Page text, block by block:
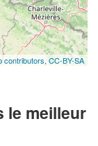
contributors, CC-BY-SA
le meilleur